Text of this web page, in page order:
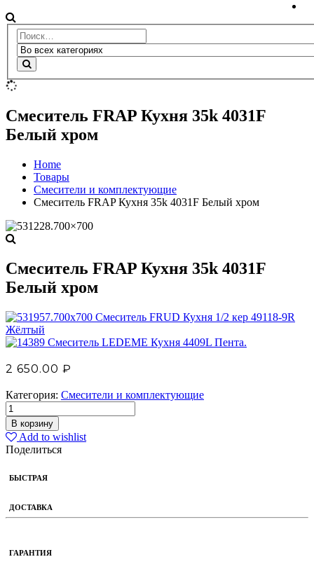
Смеситель FRAP Кухня 35k 4031F
Белый хром
Home
Товары
Смесители и комплектующие
Смеситель FRAP Кухня 35k 4031F Белый хром
Смеситель FRAP Кухня 35k 4031F
Белый хром
Смеситель FRUD Кухня 1/2 кер 49118-9R
Жёлтый
Смеситель LEDEME Кухня 4409L Пента.
2 650.00 ₽
Категория: Смесители и комплектующие
В корзину
Add to wishlist
Поделиться
БЫСТРАЯ
ДОСТАВКА
ГАРАНТИЯ